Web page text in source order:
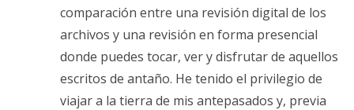
comparación entre una revisión digital de los
archivos y una revisión en forma presencial
donde puedes tocar, ver y disfrutar de aquellos
escritos de antaño. He tenido el privilegio de
viajar a la tierra de mis antepasados y, previa